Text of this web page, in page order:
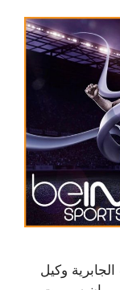
وكيل